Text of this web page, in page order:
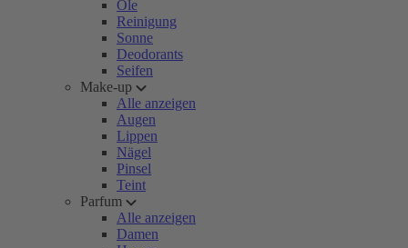
Öle
Reinigung
Sonne
Deodorants
Seifen
Make-up
Alle anzeigen
Augen
Lippen
Nägel
Pinsel
Teint
Parfum
Alle anzeigen
Damen